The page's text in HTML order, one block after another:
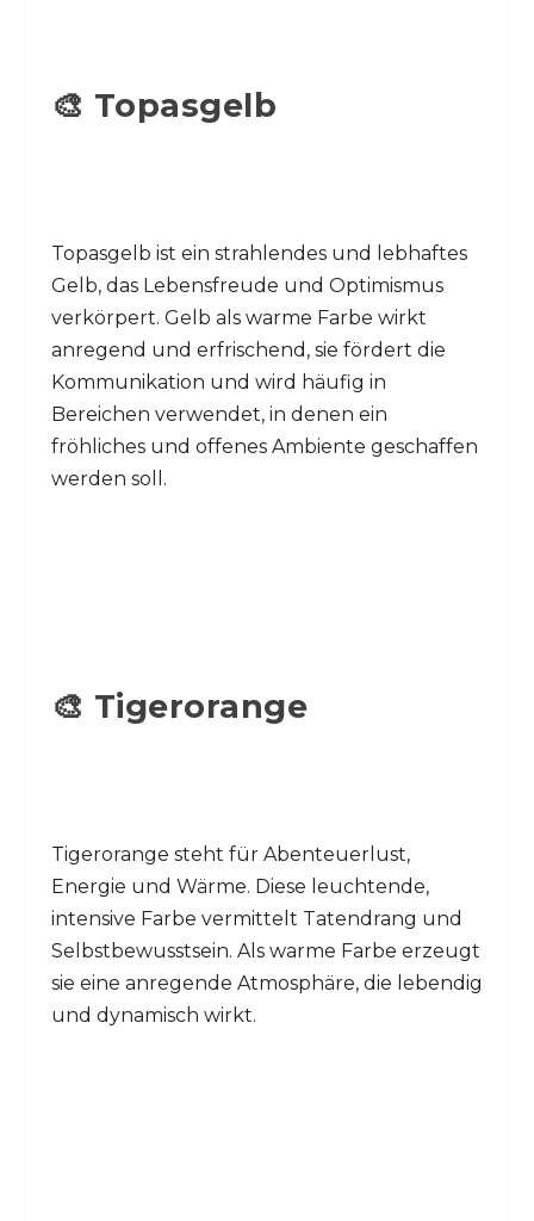
🎨 Topasgelb
Topasgelb ist ein strahlendes und lebhaftes
Gelb, das Lebensfreude und Optimismus
verkörpert. Gelb als warme Farbe wirkt
anregend und erfrischend, sie fördert die
Kommunikation und wird häufig in
Bereichen verwendet, in denen ein
fröhliches und offenes Ambiente geschaffen
werden soll.
🎨 Tigerorange
Tigerorange steht für Abenteuerlust,
Energie und Wärme. Diese leuchtende,
intensive Farbe vermittelt Tatendrang und
Selbstbewusstsein. Als warme Farbe erzeugt
sie eine anregende Atmosphäre, die lebendig
und dynamisch wirkt.